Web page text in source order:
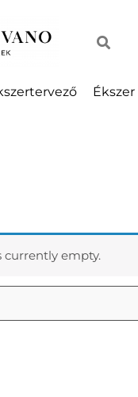
currently empty.